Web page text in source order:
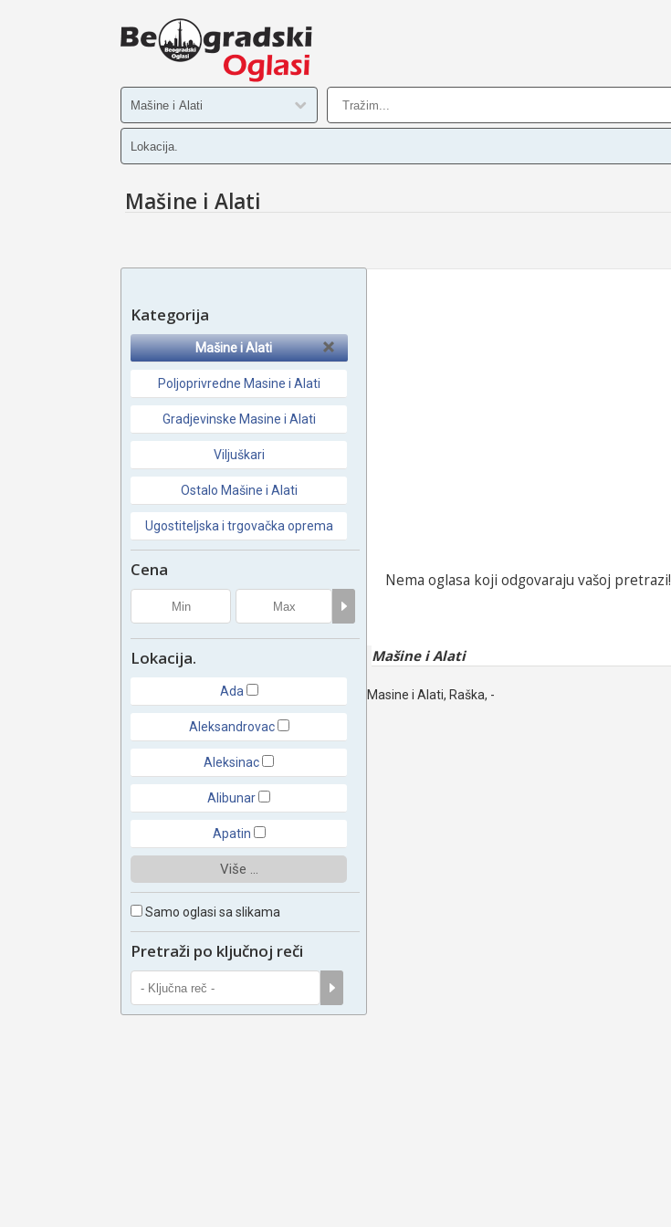
Mašine i Alati
Kategorija
Mašine i Alati
Poljoprivredne Masine i Alati
Gradjevinske Masine i Alati
Viljuškari
Ostalo Mašine i Alati
Ugostiteljska i trgovačka oprema
Cena
Lokacija.
Ada
Aleksandrovac
Aleksinac
Alibunar
Apatin
Više ...
Samo oglasi sa slikama
Pretraži po ključnoj reči
Nema oglasa koji odgovaraju vašoj pretrazi!
Mašine i Alati
Masine i Alati, Raška, -